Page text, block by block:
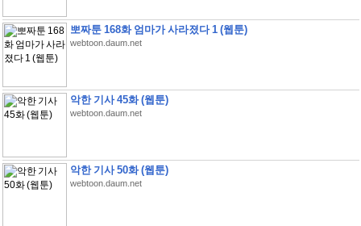
뽀짜툰 168화 엄마가 사라졌다 1 (웹툰)
webtoon.daum.net
악한 기사 45화 (웹툰)
webtoon.daum.net
악한 기사 50화 (웹툰)
webtoon.daum.net